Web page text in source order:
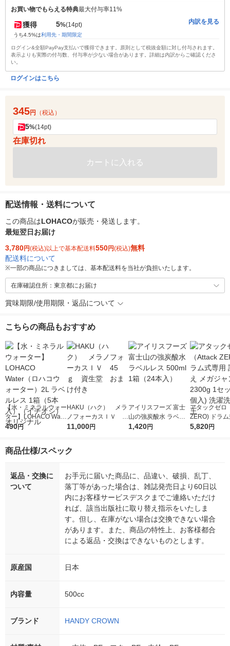
お買い物でもらえる特典最大付与率11%
獲得 5%(14pt)
うち4.5%は利用先・期間限定
内訳を見る
ログイン&全額PayPay支払いで獲得できます。原則として税抜金額に対し付与されます。
表示よりも実際の付与数、付与率が少ない場合があります。詳細は内訳からご確認くださ
い。
ログインはこちら
345円 （税込）
5%(14pt)
在庫切れ
カートに入れる
配送情報・送料について
この商品はLOHACOが販売・発送します。
最短翌日お届け
3,780円(税込)以上で基本配送料550円(税込)無料
配送料について
※一部の商品につきましては、基本配送料を当社が負担いたします。
在庫確認住所：東京都にお届け
賞味期限/使用期限・返品について
こちらの商品もおすすめ
【水・ミネラルウォー
ター】LOHACO Wate
r（ロハコウォータ
シ） オリジナル
490円
HAKU（ハク） メラ
ノフォーカスＩＶ 4
5ｇ 資生堂 おまけ
11,000円
アイリスフーズ 富士
山の強炭酸水 ラベル
レス 500ml 1箱（24
1,420円
アタックゼロ
ZERO) ドラ
詰め替え メガ
5,820円
商品仕様/スペック
返品・交換に
ついて
お手元に届いた商品に、品違い、破損、乱丁、
落丁等があった場合は、雑誌発売日より60日以
内にお客様サービスデスクまでご連絡いただけ
れば、該当出版社に取り替え指示をいたしま
す。但し、在庫がない場合は交換できない場合
があります。また、商品の特性上、お客様都合
による返品・交換はできないものとします。
原産国 日本
内容量 500cc
ブランド HANDY CROWN